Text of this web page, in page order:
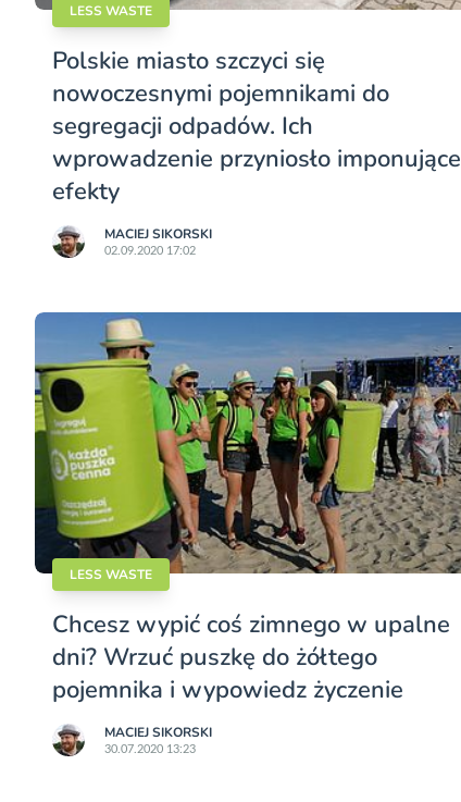
LESS WASTE
Polskie miasto szczyci się
nowoczesnymi pojemnikami do
segregacji odpadów. Ich
wprowadzenie przyniosło imponujące
efekty
MACIEJ SIKORSKI
02.09.2020 17:02
LESS WASTE
Chcesz wypić coś zimnego w upalne
dni? Wrzuć puszkę do żółtego
pojemnika i wypowiedz życzenie
MACIEJ SIKORSKI
30.07.2020 13:23